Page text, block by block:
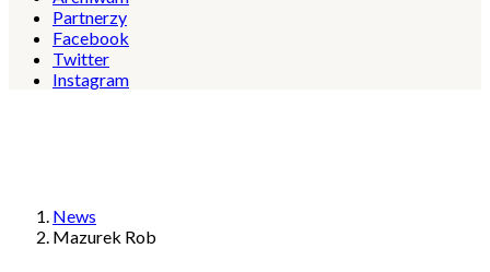
Partnerzy
Facebook
Twitter
Instagram
News
Mazurek Rob